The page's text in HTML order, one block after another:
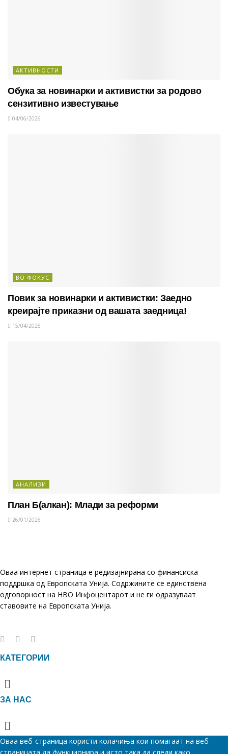
АКТИВНОСТИ
Обука за новинарки и активистки за родово
сензитивно известување
04/06/2026
ВО ФОКУС
Повик за новинарки и активистки: Заедно
креирајте приказни од вашата заедница!
15/04/2026
АНАЛИЗИ
План Б(алкан): Млади за реформи
26/01/2026
Оваа интернет страница е редизајнирана со финансиска
поддршка од Европската Унија. Содржините се единствена
одговорност на НВО Инфоцентарот и не ги одразуваат
ставовите на Европската Унија.
КАТЕГОРИИ
Menu
ЗА НАС
Menu
Оваа веб-страница користи колачиња кои помагаат на веб-